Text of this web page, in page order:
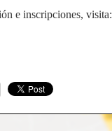
e inscripciones, visita: